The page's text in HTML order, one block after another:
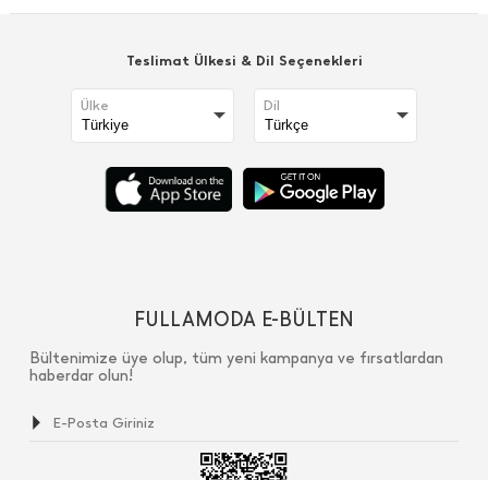
Teslimat Ülkesi & Dil Seçenekleri
Ülke Dil
FULLAMODA E-BÜLTEN
Bültenimize üye olup, tüm yeni kampanya ve fırsatlardan
haberdar olun!